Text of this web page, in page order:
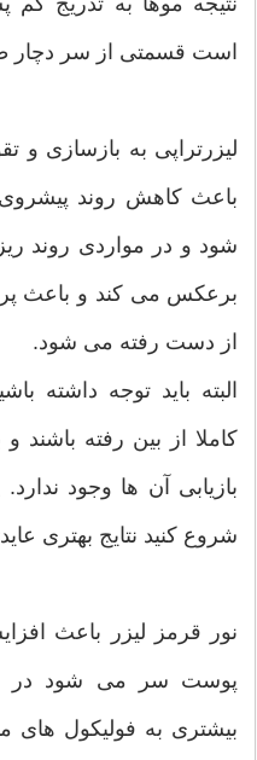
است قسمتی از سر
لیزرتراپی به بازسازی و
باعث کاهش روند
شود و در مواردی روند
برعکس می کند و باعث
از دست رفته می شود.
البته باید توجه داشته
کاملا از بین رفته باشند
بازیابی آن ها وجود
شروع کنید نتایج بهتری
نور قرمز لیزر باعث
پوست سر می شود در
بیشتری به فولیکول